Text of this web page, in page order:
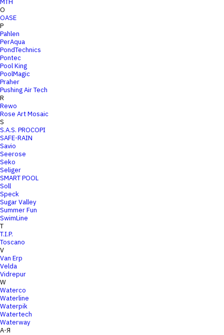
MTH
O
OASE
P
Pahlen
PerAqua
PondTechnics
Pontec
Pool King
PoolMagic
Praher
Pushing Air Tech
R
Rewo
Rose Art Mosaic
S
S.A.S. PROCOPI
SAFE-RAIN
Savio
Seerose
Seko
Seliger
SMART POOL
Soll
Speck
Sugar Valley
Summer Fun
SwimLine
T
T.I.P.
Toscano
V
Van Erp
Velda
Vidrepur
W
Waterco
Waterline
Waterpik
Watertech
Waterway
А-Я